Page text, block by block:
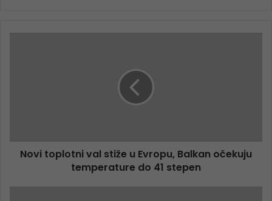
Novi toplotni val stiže u Evropu, Balkan očekuju
temperature do 41 stepen